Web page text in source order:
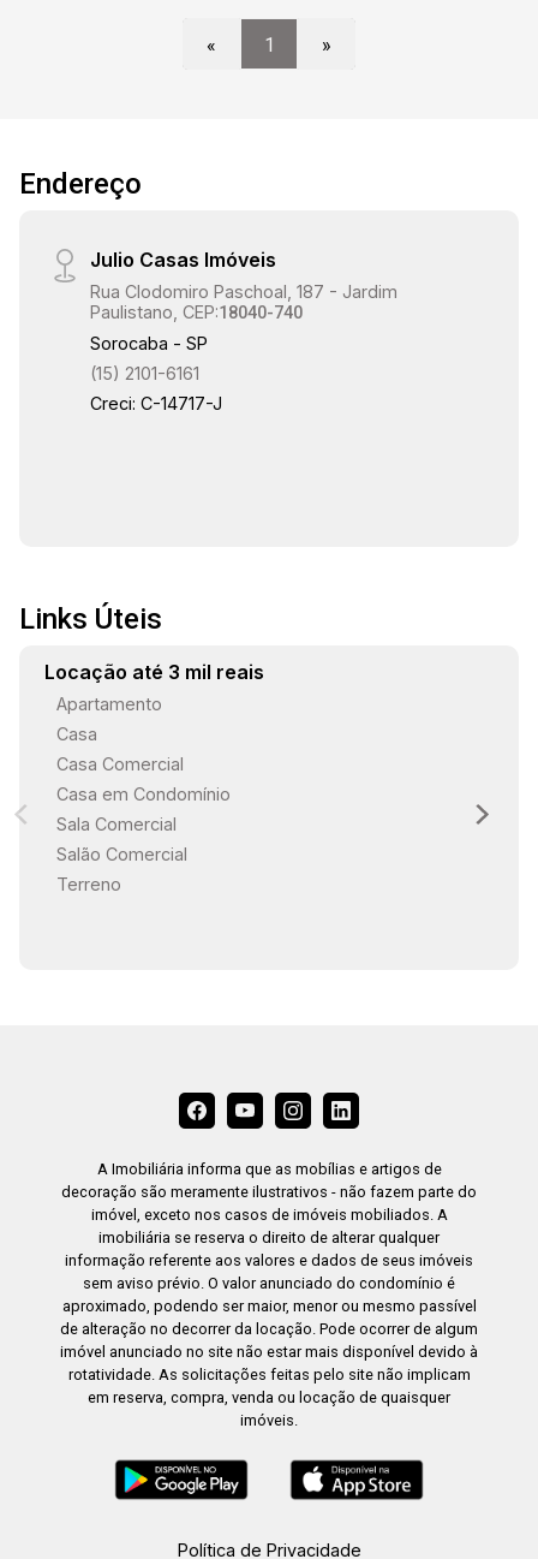
« 1 »
Endereço
Julio Casas Imóveis
Rua Clodomiro Paschoal, 187 - Jardim
Paulistano, CEP:18040-740
Sorocaba - SP
(15) 2101-6161
Creci: C-14717-J
Links Úteis
Locação até 3 mil reais
Apartamento
Casa
Casa Comercial
Casa em Condomínio
Sala Comercial
Salão Comercial
Terreno
A Imobiliária informa que as mobílias e artigos de
decoração são meramente ilustrativos - não fazem parte do
imóvel, exceto nos casos de imóveis mobiliados. A
imobiliária se reserva o direito de alterar qualquer
informação referente aos valores e dados de seus imóveis
sem aviso prévio. O valor anunciado do condomínio é
aproximado, podendo ser maior, menor ou mesmo passível
de alteração no decorrer da locação. Pode ocorrer de algum
imóvel anunciado no site não estar mais disponível devido à
rotatividade. As solicitações feitas pelo site não implicam
em reserva, compra, venda ou locação de quaisquer
imóveis.
Política de Privacidade